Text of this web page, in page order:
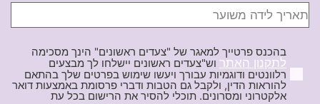
בהכנס פרטייך למאגר של "צעדים ראשונים" הינך מסכימה
לתקנון האתר וש"צעדים ראשונים יישלחו לך מבצעים
רלוונטים ודוגמיות עבורך ויעשו שימוש בפרטים שלך בהתאם
להוראות הדין, ולקבל גם הטבות ודברי פרסומת באמצעות דואר
אלקטרוני ומסרונים. תוכלי להסיר את הרישום בכל עת